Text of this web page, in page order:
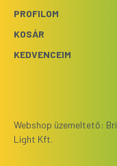
PROFILOM
KOSÁR
KEDVENCEIM
Webshop üzemeltető:
Light Kft.